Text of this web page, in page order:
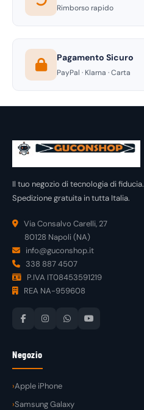
Rimborso rapido
Pagamento Sicuro
PayPal · Klarna · Carta
Il tuo negozio di tecnologia di fiducia.
Spedizione gratuita in tutta Italia.
Via Consalvo Carelli, 27
80128 Napoli (NA)
info@guconshop.it
338 887 4507
P.IVA IT08453591219
REA NA-959608
Negozio
Apple iPhone
Samsung Galaxy